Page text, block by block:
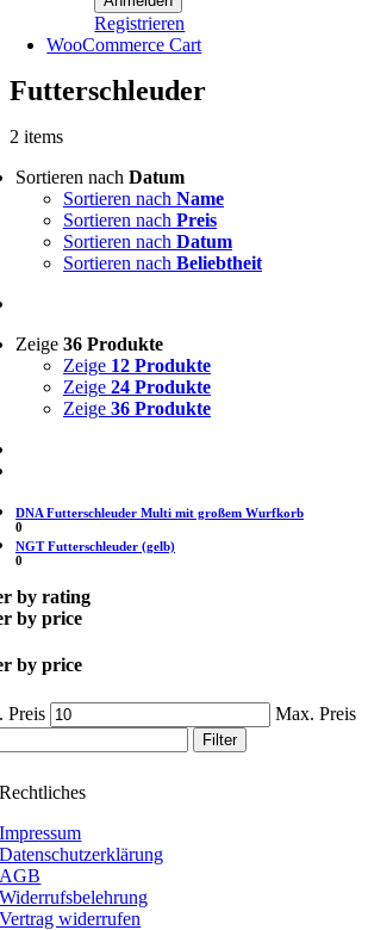
Registrieren
WooCommerce Cart
Futterschleuder
2 items
Sortieren nach Datum
Sortieren nach Name
Sortieren nach Preis
Sortieren nach Datum
Sortieren nach Beliebtheit
Zeige 36 Produkte
Zeige 12 Produkte
Zeige 24 Produkte
Zeige 36 Produkte
DNA Futterschleuder Multi mit großem Wurfkorb
0
NGT Futterschleuder (gelb)
0
by rating
by price
by price
Preis Max. Preis
Filter
Rechtliches
Impressum
Datenschutzerklärung
AGB
Widerrufsbelehrung
Vertrag widerrufen